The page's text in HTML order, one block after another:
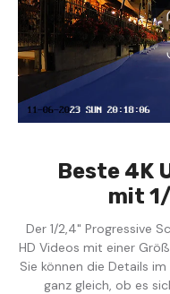
Beste 4K
mit
Der 1/2,4" Progressive
HD Videos mit einer
Sie können die Details
ganz gleich, ob es